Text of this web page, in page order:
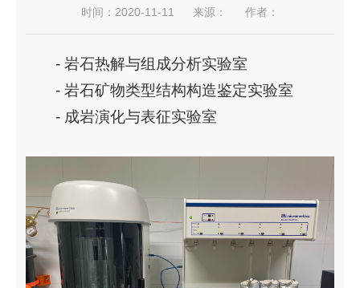
时间：2020-11-11 来源： 作者：
- 岩石热解与组成分析实验室
- 岩石矿物类型结构构造鉴定实验室
- 成岩演化与表征实验室